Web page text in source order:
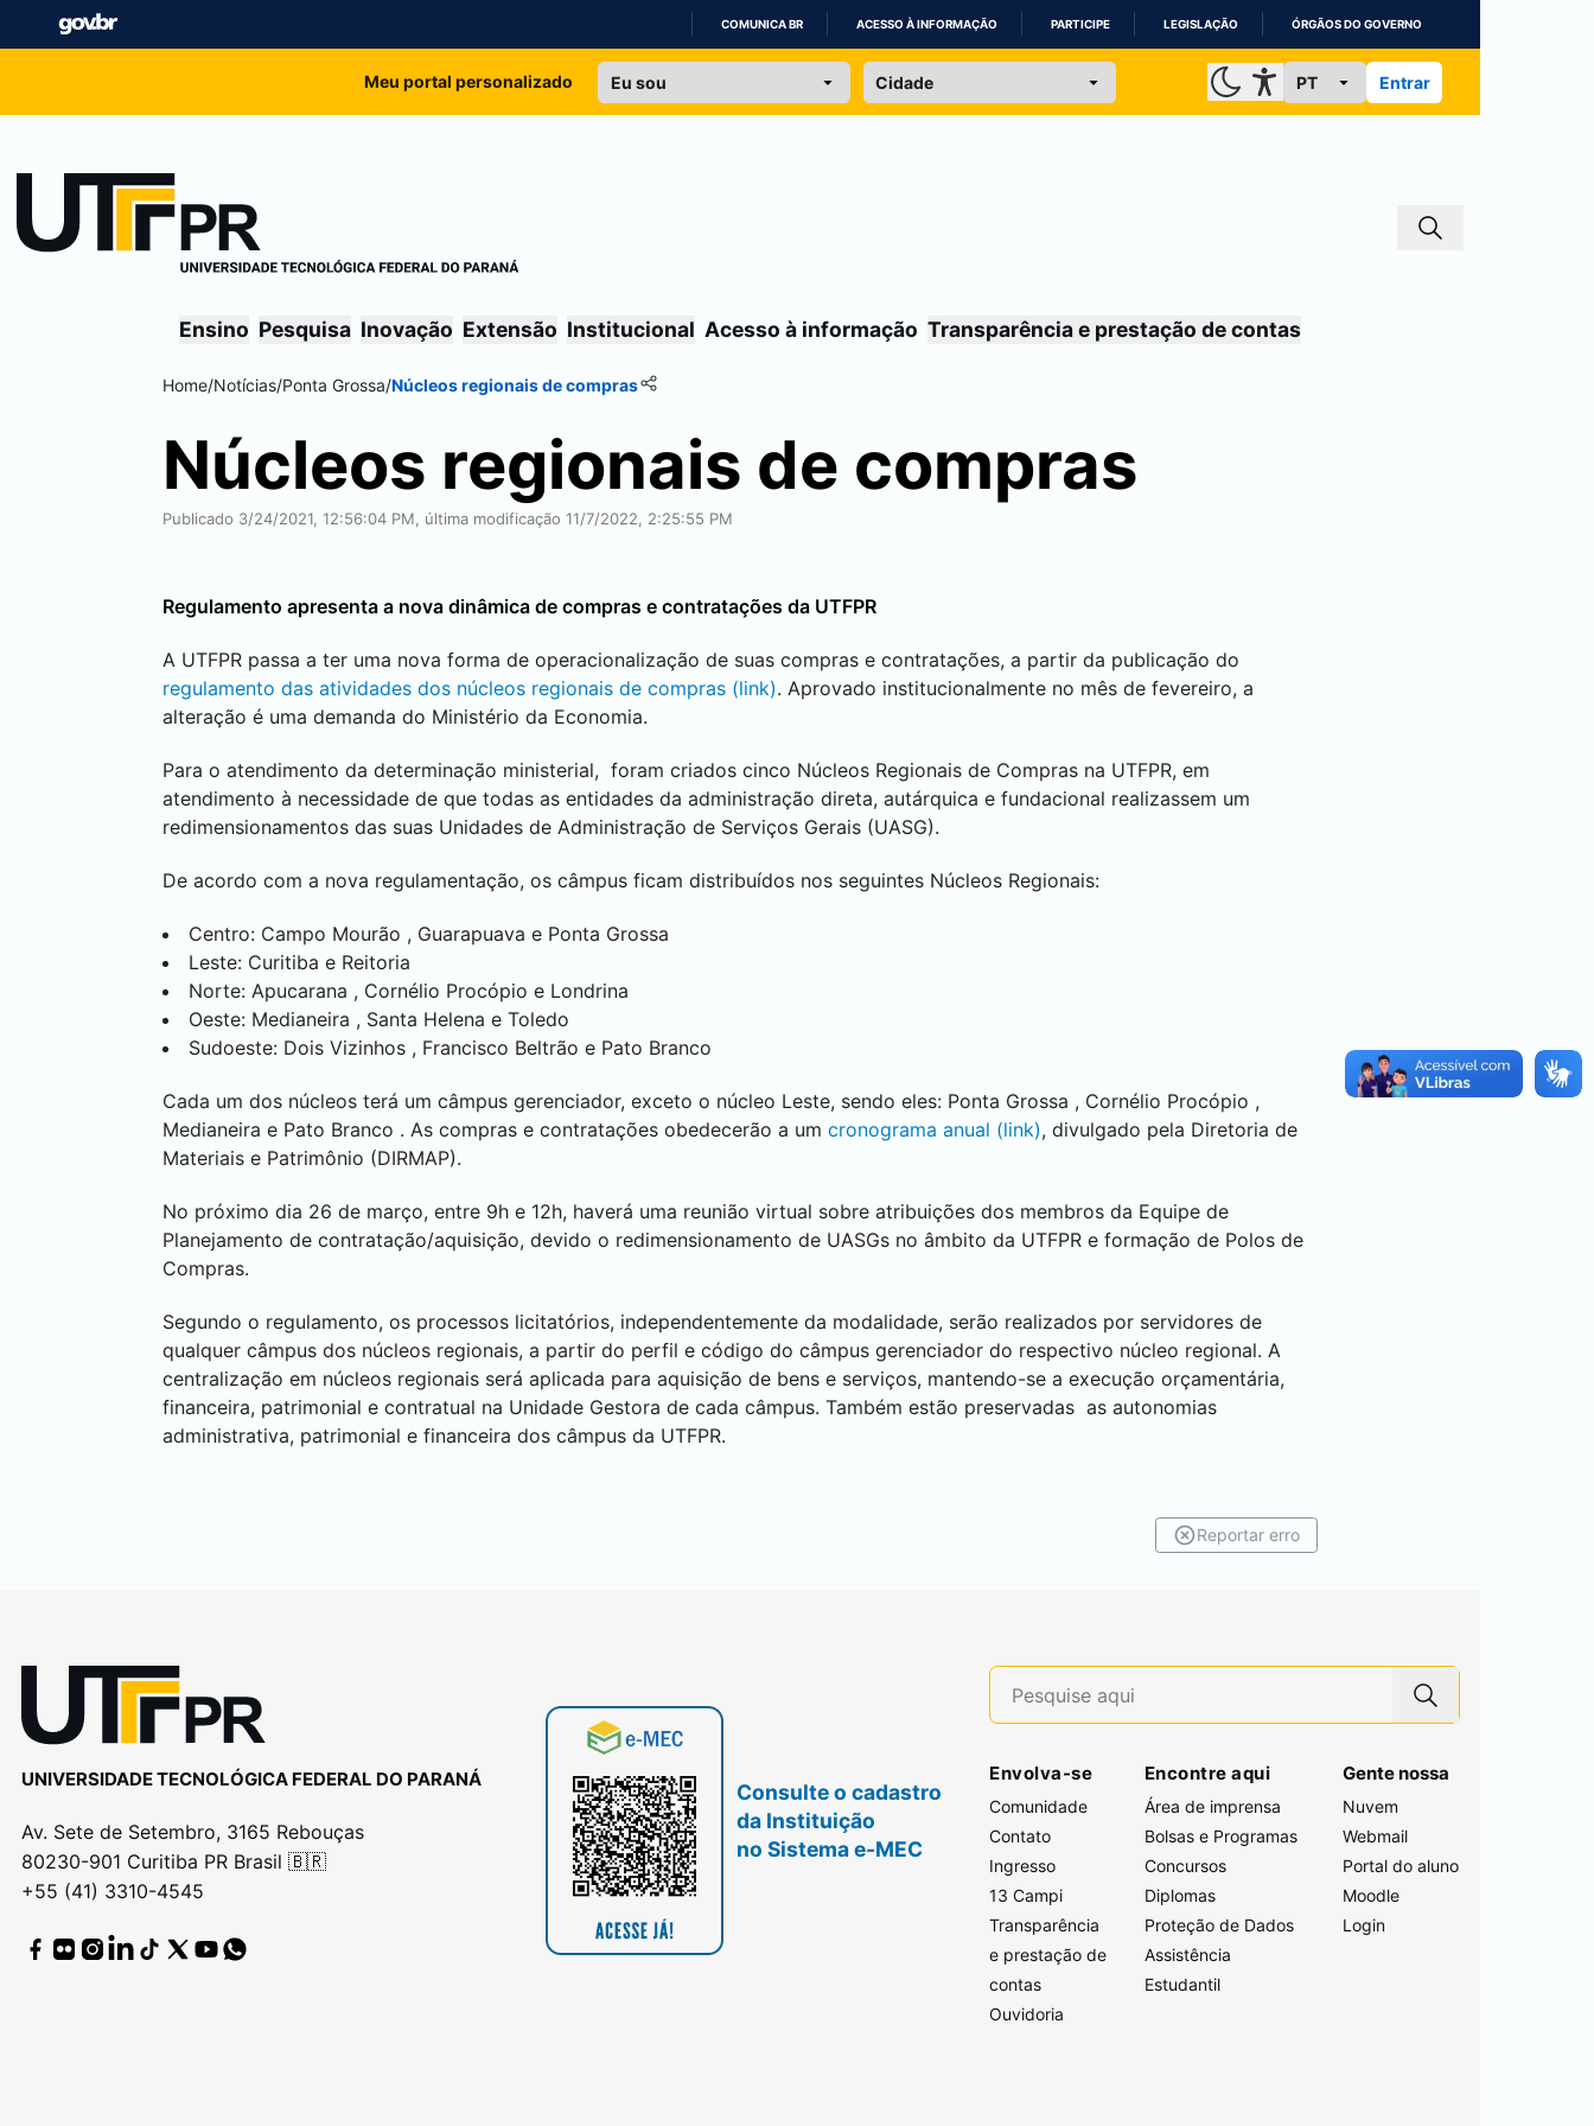
IR
COMUNICA BR ACESSO À INFORMAÇÃO PARTICIPE LEGISLAÇÃO ÓRGÃOS DO GOVERNO
Meu portal personalizado Entrar
Ensino Pesquisa Inovação Extensão Institucional Acesso à informação Transparência e prestação de contas
Home/Notícias/Ponta Grossa/Núcleos regionais de compras
Núcleos regionais de compras
Publicado 3/24/2021, 12:56:04 PM, última modificação 11/7/2022, 2:25:55 PM
Regulamento apresenta a nova dinâmica de compras e contratações da UTFPR
A UTFPR passa a ter uma nova forma de operacionalização de suas compras e contratações, a partir da publicação do
regulamento das atividades dos núcleos regionais de compras (link). Aprovado institucionalmente no mês de fevereiro, a
alteração é uma demanda do Ministério da Economia.
Para o atendimento da determinação ministerial, foram criados cinco Núcleos Regionais de Compras na UTFPR, em
atendimento à necessidade de que todas as entidades da administração direta, autárquica e fundacional realizassem um
redimensionamentos das suas Unidades de Administração de Serviços Gerais (UASG).
De acordo com a nova regulamentação, os câmpus ficam distribuídos nos seguintes Núcleos Regionais:
Centro: Campo Mourão , Guarapuava e Ponta Grossa
Leste: Curitiba e Reitoria
Norte: Apucarana , Cornélio Procópio e Londrina
Oeste: Medianeira , Santa Helena e Toledo
Sudoeste: Dois Vizinhos , Francisco Beltrão e Pato Branco
Cada um dos núcleos terá um câmpus gerenciador, exceto o núcleo Leste, sendo eles: Ponta Grossa , Cornélio Procópio ,
Medianeira e Pato Branco . As compras e contratações obedecerão a um cronograma anual (link), divulgado pela Diretoria de
Materiais e Patrimônio (DIRMAP).
No próximo dia 26 de março, entre 9h e 12h, haverá uma reunião virtual sobre atribuições dos membros da Equipe de
Planejamento de contratação/aquisição, devido o redimensionamento de UASGs no âmbito da UTFPR e formação de Polos de
Compras.
Segundo o regulamento, os processos licitatórios, independentemente da modalidade, serão realizados por servidores de
qualquer câmpus dos núcleos regionais, a partir do perfil e código do câmpus gerenciador do respectivo núcleo regional. A
centralização em núcleos regionais será aplicada para aquisição de bens e serviços, mantendo-se a execução orçamentária,
financeira, patrimonial e contratual na Unidade Gestora de cada câmpus. Também estão preservadas as autonomias
administrativa, patrimonial e financeira dos câmpus da UTFPR.
Reportar erro
UNIVERSIDADE TECNOLÓGICA FEDERAL DO PARANÁ
Av. Sete de Setembro, 3165 Rebouças
80230-901 Curitiba PR Brasil 🇧🇷
+55 (41) 3310-4545
Consulte o cadastro
da Instituição
no Sistema e-MEC
Envolva-se
Comunidade
Contato
Ingresso
13 Campi
Transparência
e prestação de
contas
Ouvidoria
Encontre aqui
Área de imprensa
Bolsas e Programas
Concursos
Diplomas
Proteção de Dados
Assistência
Estudantil
Gente nossa
Nuvem
Webmail
Portal do aluno
Moodle
Login